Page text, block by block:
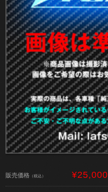
販売価格 （税込） ¥25,000